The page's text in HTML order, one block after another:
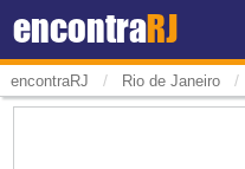
encontraRJ
encontraRJ / Rio de Janeiro /